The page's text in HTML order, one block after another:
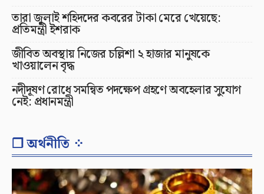
তারা জুলাই শহিদদের কবরের টাকা মেরে খেয়েছে:
প্রতিমন্ত্রী ইশরাক
জীবিত অবস্থায় নিজের চল্লিশা ২ হাজার মানুষকে
খাওয়ালেন বৃদ্ধ
নদীদূষণ রোধে সমন্বিত পদক্ষেপ গ্রহণে অবহেলার সুযোগ
নেই: প্রধানমন্ত্রী
❐ অর্থনীতি ⁘